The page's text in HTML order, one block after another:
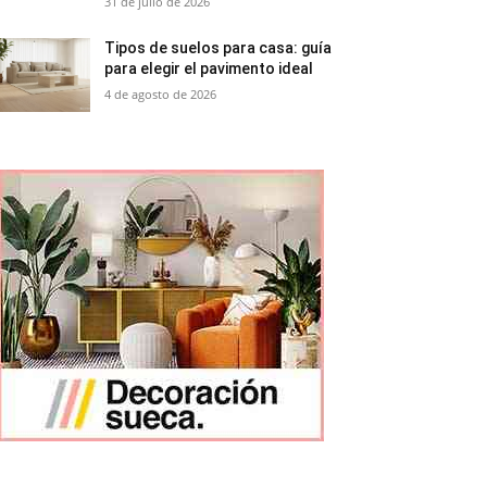
Tipos de suelos para casa: guía
para elegir el pavimento ideal
4 de agosto de 2026